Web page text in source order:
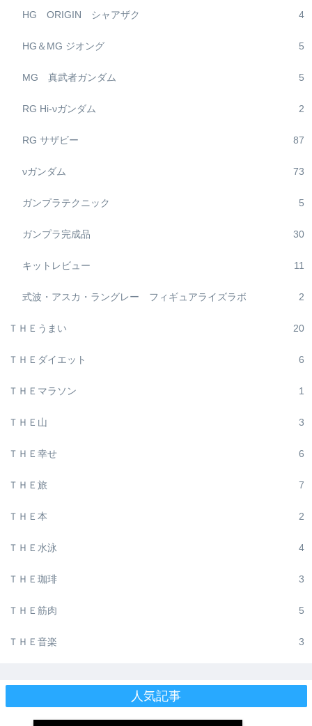
HG ORIGIN シャアザク 4
HG＆MG ジオング 5
MG 真武者ガンダム 5
RG Hi-νガンダム 2
RG サザビー 87
νガンダム 73
ガンプラテクニック 5
ガンプラ完成品 30
キットレビュー 11
式波・アスカ・ラングレー フィギュアライズラボ 2
ＴＨＥうまい 20
ＴＨＥダイエット 6
ＴＨＥマラソン 1
ＴＨＥ山 3
ＴＨＥ幸せ 6
ＴＨＥ旅 7
ＴＨＥ本 2
ＴＨＥ水泳 4
ＴＨＥ珈琲 3
ＴＨＥ筋肉 5
ＴＨＥ音楽 3
人気記事